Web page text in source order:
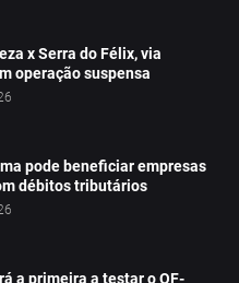
x Serra do Félix, via
operação suspensa
pode beneficiar empresas
débitos tributários
a primeira a testar o OF-